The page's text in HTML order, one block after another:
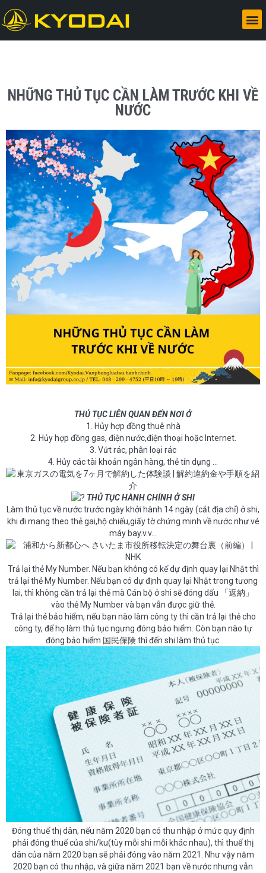
NHỮNG THỦ TỤC CẦN LÀM TRƯỚC KHI VỀ
NƯỚC
THỦ TỤC LIÊN QUAN ĐẾN NƠI Ở
1. Hủy hợp đồng thuê nhà
2. Hủy hợp đồng gas, điện nước,điện thoại hoặc Internet.
3. Vứt rác, phân loại rác
4. Hủy các tài khoản ngân hàng, thẻ tín dụng …
THỦ TỤC HÀNH CHÍNH Ở SHI
Làm thủ tục về nước trước ngày khởi hành 14 ngày (cắt địa chỉ) ở shi,
khi đi mang theo thẻ gai,hộ chiếu,giấy tờ chứng minh về nước như vé
máy bay.v.v…
Trả lại thẻ My Number. Nếu bạn không có kế dự định quay lại Nhật thì
trả lại thẻ My Number. Nếu bạn có dự định quay lại Nhật trong tương
lai, thì không cần trả lại thẻ mà Cán bộ ở shi sẽ đóng dấu 「返納」
vào thẻ My Number và bạn vẫn được giữ thẻ.
Trả lại thẻ bảo hiểm, nếu bạn nào làm công ty thì cần trả lại thẻ cho
công ty, để họ làm thủ tục ngưng đóng bảo hiểm. Còn bạn nào tự
đóng bảo hiểm 国民保険 thì đến shi làm thủ tục.
Đóng thuế thị dân, nếu năm 2020 bạn có thu nhập ở mức quy định
phải đóng thuế của shi/ku(tùy mỗi shi mỗi khác nhau), thì thuế thị
dân của năm 2020 bạn sẽ phải đóng vào năm 2021. Như vậy năm
2020 bạn có thu nhập, và giữa năm 2021 bạn về nước nhưng vẫn